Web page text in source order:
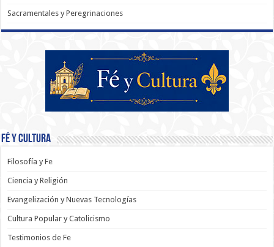
Sacramentales y Peregrinaciones
Fé y Cultura
Filosofía y Fe
Ciencia y Religión
Evangelización y Nuevas Tecnologías
Cultura Popular y Catolicismo
Testimonios de Fe